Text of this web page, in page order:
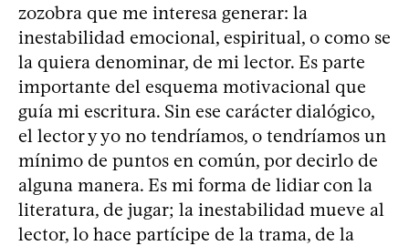
zozobra que me interesa generar: la
inestabilidad emocional, espiritual, o como se
la quiera denominar, de mi lector. Es parte
importante del esquema motivacional que
guía mi escritura. Sin ese carácter dialógico,
el lector y yo no tendríamos, o tendríamos un
mínimo de puntos en común, por decirlo de
alguna manera. Es mi forma de lidiar con la
literatura, de jugar; la inestabilidad mueve al
lector, lo hace partícipe de la trama, de la